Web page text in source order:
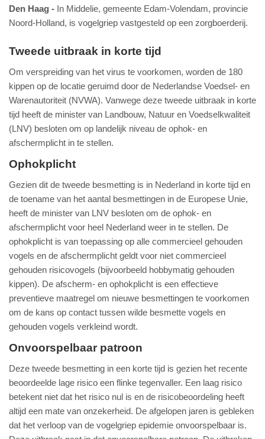
Den Haag
In Middelie, gemeente Edam-Volendam, provincie
Noord-Holland, is vogelgriep vastgesteld op een zorgboerderij.
Tweede uitbraak in korte tijd
Om verspreiding van het virus te voorkomen, worden de 180
kippen op de locatie geruimd door de Nederlandse Voedsel- en
Warenautoriteit (NVWA). Vanwege deze tweede uitbraak in korte
tijd heeft de minister van Landbouw, Natuur en Voedselkwaliteit
(LNV) besloten om op landelijk niveau de ophok- en
afschermplicht in te stellen.
Ophokplicht
Gezien dit de tweede besmetting is in Nederland in korte tijd en
de toename van het aantal besmettingen in de Europese Unie,
heeft de minister van LNV besloten om de ophok- en
afschermplicht voor heel Nederland weer in te stellen. De
ophokplicht is van toepassing op alle commercieel gehouden
vogels en de afschermplicht geldt voor niet commercieel
gehouden risicovogels (bijvoorbeeld hobbymatig gehouden
kippen). De afscherm- en ophokplicht is een effectieve
preventieve maatregel om nieuwe besmettingen te voorkomen
om de kans op contact tussen wilde besmette vogels en
gehouden vogels verkleind wordt.
Onvoorspelbaar patroon
Deze tweede besmetting in een korte tijd is gezien het recente
beoordeelde lage risico een flinke tegenvaller. Een laag risico
betekent niet dat het risico nul is en de risicobeoordeling heeft
altijd een mate van onzekerheid. De afgelopen jaren is gebleken
dat het verloop van de vogelgriep epidemie onvoorspelbaar is.